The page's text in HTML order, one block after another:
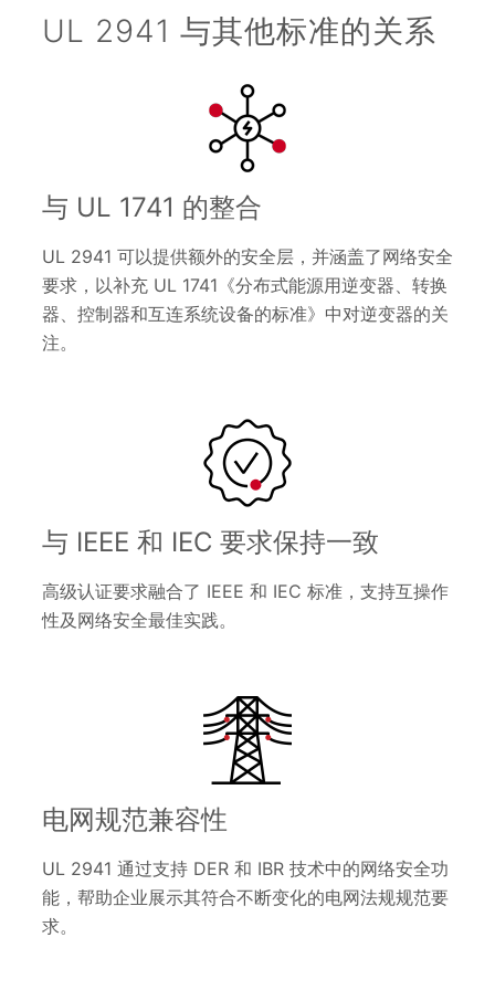
UL 2941 与其他标准的关系
与 UL 1741 的整合
UL 2941 可以提供额外的安全层，并涵盖了网络安全
要求，以补充 UL 1741《分布式能源用逆变器、转换
器、控制器和互连系统设备的标准》中对逆变器的关
注。
与 IEEE 和 IEC 要求保持一致
高级认证要求融合了 IEEE 和 IEC 标准，支持互操作
性及网络安全最佳实践。
电网规范兼容性
UL 2941 通过支持 DER 和 IBR 技术中的网络安全功
能，帮助企业展示其符合不断变化的电网法规规范要
求。